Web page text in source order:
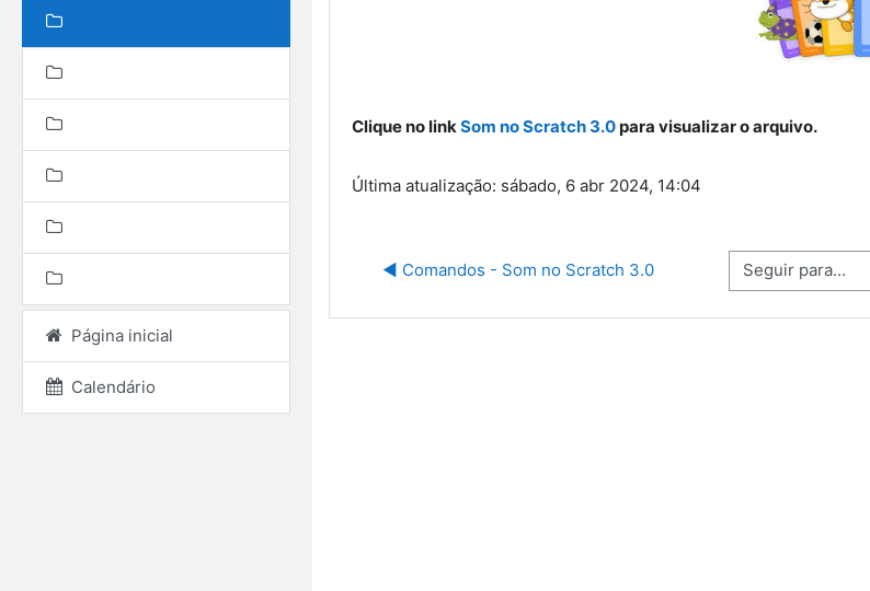
Página inicial
Calendário
Clique no linkSom no Scratch 3.0para visualizar o arquivo.
Última atualização: sábado, 6 abr 2024, 14:04
◀︎ Comandos - Som no Scratch 3.0 Seguir para...